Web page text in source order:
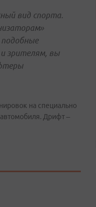
вид спорта.
подобные
зрителям, вы
на специально
Дрифт –